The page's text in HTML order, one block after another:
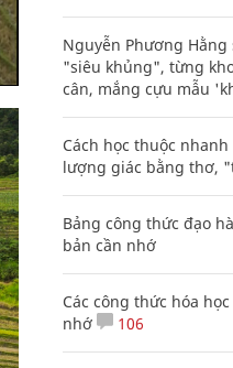
Nguyễn Phương
"siêu khủng", từng
cân, mắng cựu mẫu
Cách học thuộc
lượng giác bằng thơ,
Bảng công thức đạo
bản cần nhớ
Các công thức hóa
nhớ
106